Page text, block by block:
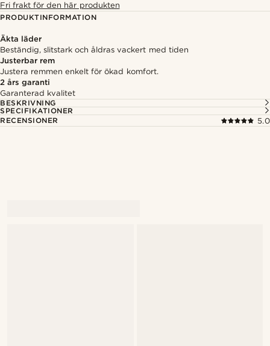
Fri frakt för den här produkten
PRODUKTINFORMATION
Äkta läder
Beständig, slitstark och åldras vackert med tiden
Justerbar rem
Justera remmen enkelt för ökad komfort.
2 års garanti
Garanterad kvalitet
BESKRIVNING
SPECIFIKATIONER
RECENSIONER
5.0